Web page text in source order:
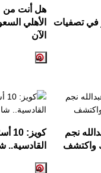
في تصفيات
هل أنت من
الأهلي
الآن
نجم
واكتشف
كويز: 10
القادسية..